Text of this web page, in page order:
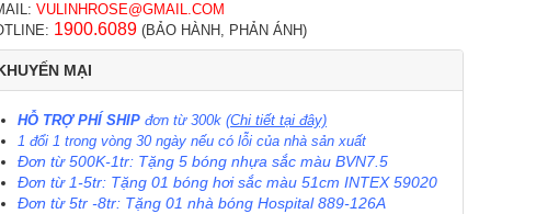
VULINHROSE@GMAIL.COM
1900.6089 (BẢO HÀNH, PHẢN ÁNH)
MẠI
HỖ TRỢ PHÍ SHIP đơn từ 300k (Chi tiết tại đây)
1 đổi 1 trong vòng 30 ngày nếu có lỗi của nhà sản xuất
Đơn từ 500K-1tr: Tặng 5 bóng nhựa sắc màu BVN7.5
Đơn từ 1-5tr: Tặng 01 bóng hơi sắc màu 51cm INTEX 59020
Đơn từ 5tr -8tr: Tặng 01 nhà bóng Hospital 889-126A